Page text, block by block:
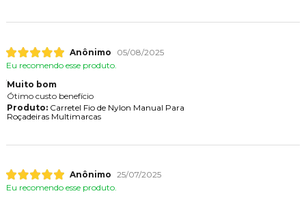
Anônimo
05/08/2025
Eu recomendo esse produto.
Muito bom
Ótimo custo benefício
Produto:Carretel Fio de Nylon Manual Para
Roçadeiras Multimarcas
Anônimo 25/07/2025
Eu recomendo esse produto.